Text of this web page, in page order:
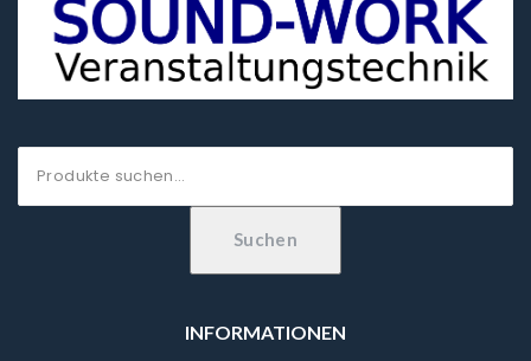
Suchen
INFORMATIONEN